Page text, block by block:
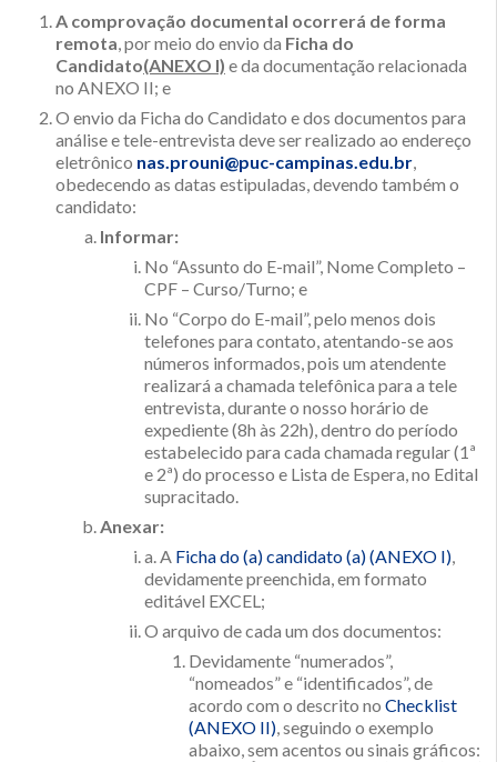
A comprovação documental ocorrerá de forma
remota, por meio do envio da Ficha do
Candidato(ANEXO I) e da documentação relacionada
no ANEXO II; e
O envio da Ficha do Candidato e dos documentos para
análise e tele-entrevista deve ser realizado ao endereço
eletrônico nas.prouni@puc-campinas.edu.br,
obedecendo as datas estipuladas, devendo também o
candidato:
Informar:
No “Assunto do E-mail”, Nome Completo –
CPF – Curso/Turno; e
No “Corpo do E-mail”, pelo menos dois
telefones para contato, atentando-se aos
números informados, pois um atendente
realizará a chamada telefônica para a tele
entrevista, durante o nosso horário de
expediente (8h às 22h), dentro do período
estabelecido para cada chamada regular (1ª
e 2ª) do processo e Lista de Espera, no Edital
supracitado.
Anexar:
a. A Ficha do (a) candidato (a) (ANEXO I),
devidamente preenchida, em formato
editável EXCEL;
O arquivo de cada um dos documentos:
Devidamente “numerados”,
“nomeados” e “identificados”, de
acordo com o descrito no Checklist
(ANEXO II), seguindo o exemplo
abaixo, sem acentos ou sinais gráficos: